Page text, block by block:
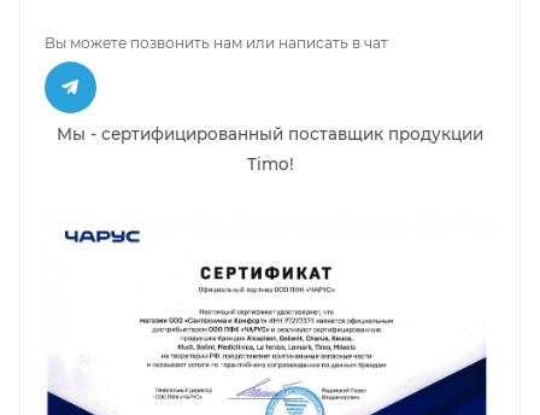
Вы можете позвонить нам или написать в чат
Мы - сертифицированный поставщик продукции
Timo!